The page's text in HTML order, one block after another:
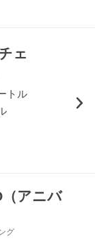
ェ
トル
（アニバ
グ